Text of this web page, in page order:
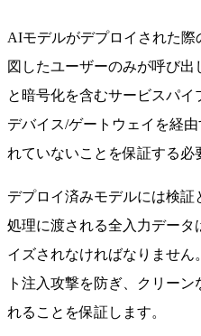
AIモデルがデプロイされた
図したユーザーのみが呼び
と暗号化を含むサービスパ
デバイス/ゲートウェイを経
れていないことを保証する必
デプロイ済みモデルには検
処理に渡される全入力データ
イズされなければなりませ
ト注入攻撃を防ぎ、クリー
れることを保証します。